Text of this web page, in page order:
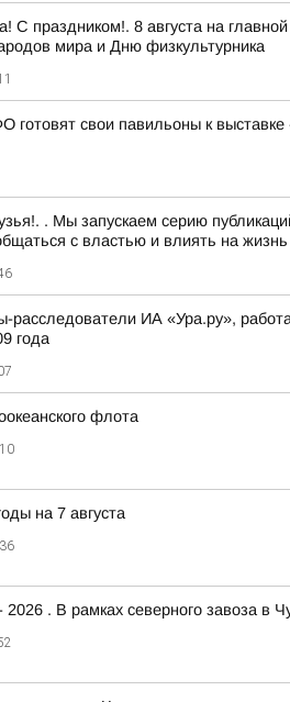
С праздником!. 8 августа на
мира и Дню физкультурника
готовят свои павильоны к
. Мы запускаем серию
с властью и влиять на
расследователи ИА «Ура.ру»,
года
флота
на 7 августа
2026 . В рамках северного завоза в